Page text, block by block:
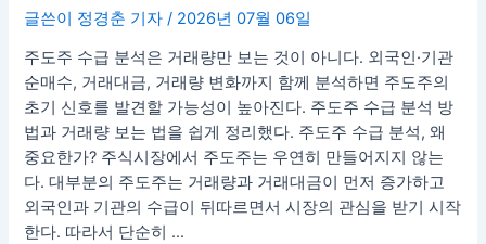
글쓴이 정경춘 기자/ 2026년 07월 06일
주도주 수급 분석은 거래량만 보는 것이 아니다. 외국인·기관
순매수, 거래대금, 거래량 변화까지 함께 분석하면 주도주의
초기 신호를 발견할 가능성이 높아진다. 주도주 수급 분석 방
법과 거래량 보는 법을 쉽게 정리했다. 주도주 수급 분석, 왜
중요한가? 주식시장에서 주도주는 우연히 만들어지지 않는
다. 대부분의 주도주는 거래량과 거래대금이 먼저 증가하고
외국인과 기관의 수급이 뒤따르면서 시장의 관심을 받기 시작
한다. 따라서 단순히 …
석
|
거
래
량
·
외
국
인